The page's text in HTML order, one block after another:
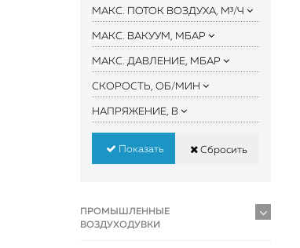
МАКС. ПОТОК ВОЗДУХА, М³/Ч
МАКС. ВАКУУМ, МБАР
МАКС. ДАВЛЕНИЕ, МБАР
СКОРОСТЬ, ОБ/МИН
НАПРЯЖЕНИЕ, В
Показать Сбросить
ПРОМЫШЛЕННЫЕ
ВОЗДУХОДУВКИ